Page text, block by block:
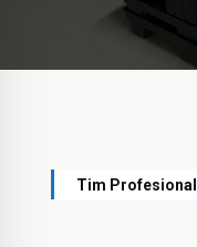
Tim Profesional